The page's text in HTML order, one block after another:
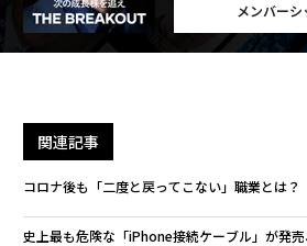
メンバー
関連記事
コロナ後も「二度と戻ってこない」職業とは？
史上最も危険な「iPhone接続ケーブル」が発